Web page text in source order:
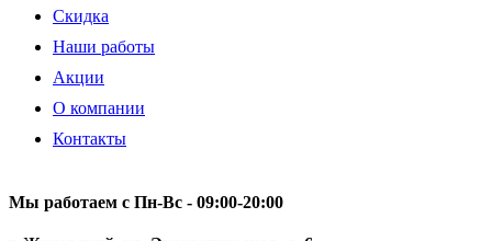
Скидка
Наши работы
Акции
О компании
Контакты
Мы работаем с Пн-Вc - 09:00-20:00